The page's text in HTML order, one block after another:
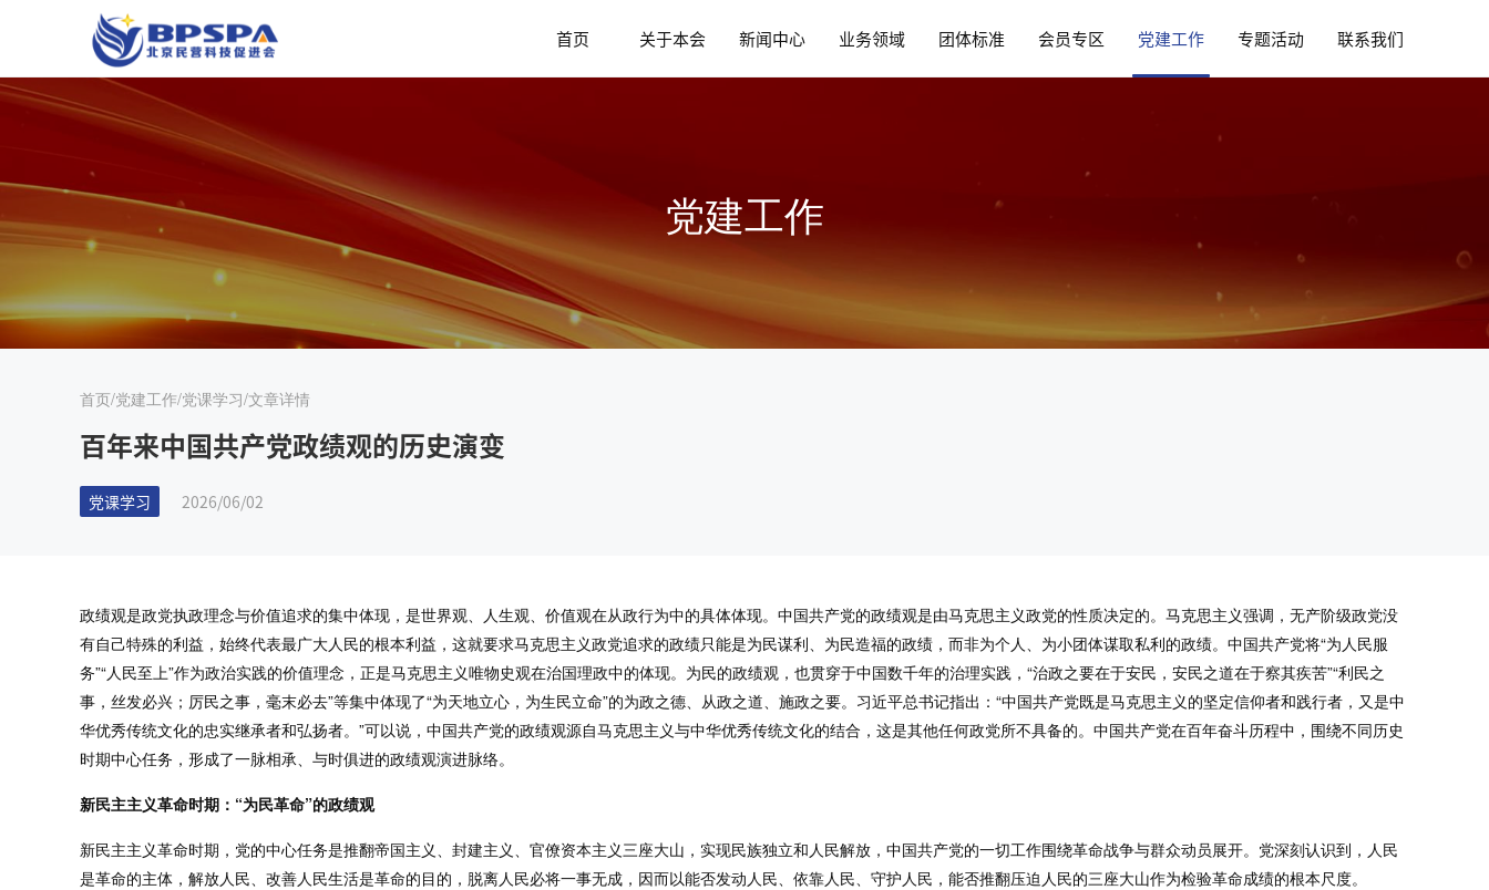
首页 关于本会
领导介绍
组织机构
分支机构
新闻中心
媒体报道
通知公告
业务领域 团体标准
征求意见
会员专区
会员动态
党建工作 专题活动 联系我们
党建工作
首页/党建工作/党课学习/文章详情
百年来中国共产党政绩观的历史演变
党课学习 2026/06/02
政绩观是政党执政理念与价值追求的集中体现，是世界观、人生观、价值观在从政行为中的具体体现。中国共产党的政绩观是由马克思主义政党的性质决定的。马克思主义强调，无产阶级政党没
有自己特殊的利益，始终代表最广大人民的根本利益，这就要求马克思主义政党追求的政绩只能是为民谋利、为民造福的政绩，而非为个人、为小团体谋取私利的政绩。中国共产党将“为人民服
务”“人民至上”作为政治实践的价值理念，正是马克思主义唯物史观在治国理政中的体现。为民的政绩观，也贯穿于中国数千年的治理实践，“治政之要在于安民，安民之道在于察其疾苦”“利民之
事，丝发必兴；厉民之事，毫末必去”等集中体现了“为天地立心，为生民立命”的为政之德、从政之道、施政之要。习近平总书记指出：“中国共产党既是马克思主义的坚定信仰者和践行者，又是中
华优秀传统文化的忠实继承者和弘扬者。”可以说，中国共产党的政绩观源自马克思主义与中华优秀传统文化的结合，这是其他任何政党所不具备的。中国共产党在百年奋斗历程中，围绕不同历史
时期中心任务，形成了一脉相承、与时俱进的政绩观演进脉络。
新民主主义革命时期：“为民革命”的政绩观
新民主主义革命时期，党的中心任务是推翻帝国主义、封建主义、官僚资本主义三座大山，实现民族独立和人民解放，中国共产党的一切工作围绕革命战争与群众动员展开。党深刻认识到，人民
是革命的主体，解放人民、改善人民生活是革命的目的，脱离人民必将一事无成，因而以能否发动人民、依靠人民、守护人民，能否推翻压迫人民的三座大山作为检验革命成绩的根本尺度。